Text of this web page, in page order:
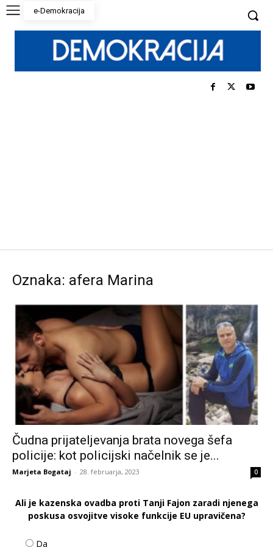
e-Demokracija
Oznaka: afera Marina
Čudna prijateljevanja brata novega šefa
policije: kot policijski načelnik se je...
Marjeta Bogataj - 28. februarja, 2023 0
Ali je kazenska ovadba proti Tanji Fajon zaradi njenega
poskusa osvojitve visoke funkcije EU upravičena?
Da